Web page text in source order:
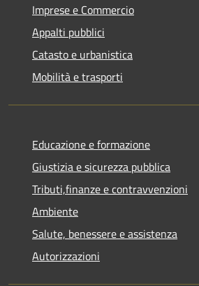
Imprese e Commercio
Appalti pubblici
Catasto e urbanistica
Mobilità e trasporti
Educazione e formazione
Giustizia e sicurezza pubblica
Tributi,finanze e contravvenzioni
Ambiente
Salute, benessere e assistenza
Autorizzazioni